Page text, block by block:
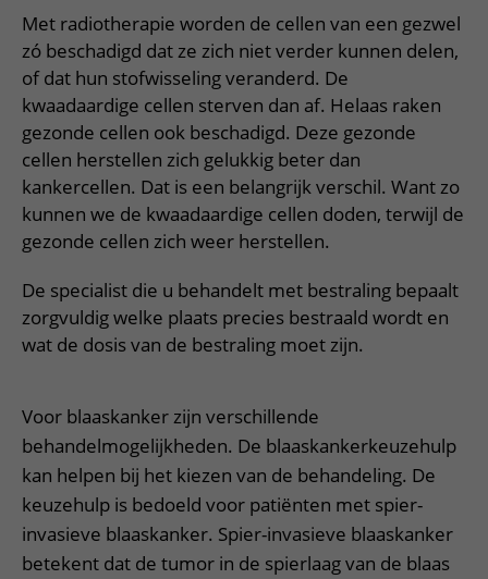
Wijzigen patiëntgegevens
Mijn UMC Utrecht patiëntportaal
Contact met polikliniek
Contact met verpleegafdeling
Het Wilhelmina Kinderziekenhuis
Zorgverlenersportaal
Onderwijs
Werken bij het UMC Utrecht
Met radiotherapie worden de cellen van een gezwel
zó beschadigd dat ze zich niet verder kunnen delen,
of dat hun stofwisseling veranderd. De
kwaadaardige cellen sterven dan af. Helaas raken
gezonde cellen ook beschadigd. Deze gezonde
cellen herstellen zich gelukkig beter dan
kankercellen. Dat is een belangrijk verschil. Want zo
kunnen we de kwaadaardige cellen doden, terwijl de
gezonde cellen zich weer herstellen.
De specialist die u behandelt met bestraling bepaalt
zorgvuldig welke plaats precies bestraald wordt en
wat de dosis van de bestraling moet zijn.
Voor blaaskanker zijn verschillende
behandelmogelijkheden. De blaaskankerkeuzehulp
kan helpen bij het kiezen van de behandeling. De
keuzehulp is bedoeld voor patiënten met spier-
invasieve blaaskanker. Spier-invasieve blaaskanker
betekent dat de tumor in de spierlaag van de blaas